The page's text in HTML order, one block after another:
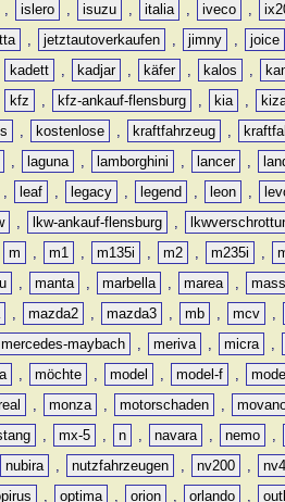
, islero , isuzu , italia , iveco ,
, jetztautoverkaufen , jimny , joice
kadett , kadjar , käfer , kalos ,
kfz , kfz-ankauf-flensburg , kia ,
, kostenlose , kraftfahrzeug ,
, laguna , lamborghini , lancer ,
, leaf , legacy , legend , leon ,
, lkw-ankauf-flensburg ,
m , m1 , m135i , m2 , m235i ,
, manta , marbella , marea ,
, mazda2 , mazda3 , mb , mcv ,
mercedes-maybach , meriva , micra ,
, möchte , model , model-f ,
, monza , motorschaden ,
, mx-5 , n , navara , nemo ,
nubira , nutzfahrzeugen , nv200 ,
, optima , orion , orlando ,